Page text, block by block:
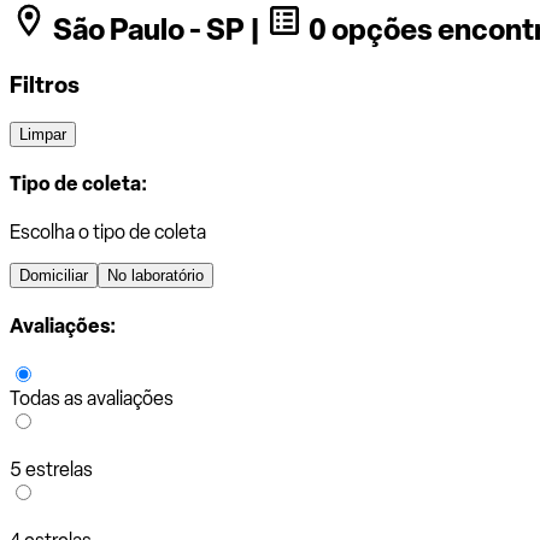
São Paulo - SP |
0 opções
Filtros
Limpar
Tipo de coleta:
Escolha o tipo de coleta
Domiciliar No laboratório
Avaliações:
Todas as avaliações
5 estrelas